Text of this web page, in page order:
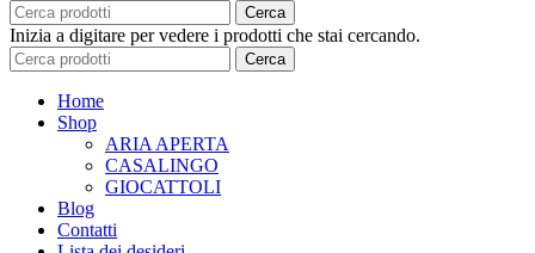
Cerca
Inizia a digitare per vedere i prodotti che stai cercando.
Cerca
Home
Shop
ARIA APERTA
CASALINGO
GIOCATTOLI
Blog
Contatti